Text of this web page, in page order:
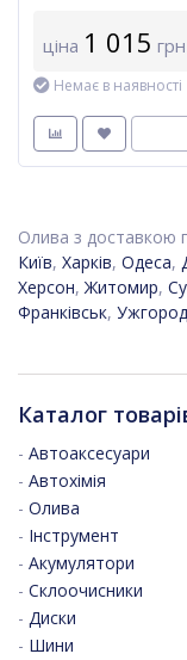
ціна 1 015 грн
Немає в наявності
Олива з доставкою
Київ, Харків, Одеса,
Херсон,Житомир,
Франківськ, Ужгород
Каталог
- Автоаксесуари
- Автохімія
- Олива
- Інструмент
- Акумулятори
- Склоочисники
- Диски
- Шини